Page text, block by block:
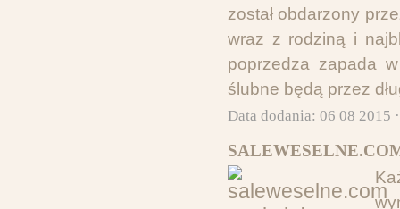
został obdarzony
wraz z rodziną i
poprzedza zapada
ślubne będą przez
Data dodania: 06 08 2015